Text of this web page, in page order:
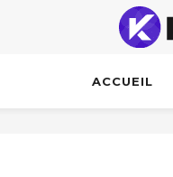
ACCUEIL